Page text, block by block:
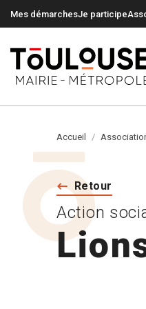
Mes démarchesJe participe
Accueil
Retour
Action